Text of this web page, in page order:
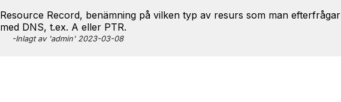
Resource Record, benämning på vilken typ av resurs som man efterfrågar
med DNS, t.ex. A eller PTR.
-Inlagt av 'admin' 2023-03-08